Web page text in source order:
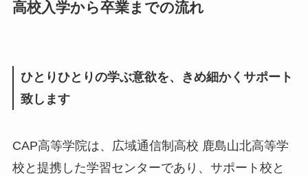
高校入学から卒業までの流れ
ひとりひとりの学ぶ意欲を、きめ細かくサポート
致します
CAP高等学院は、広域通信制高校 鹿島山北高等学
校と提携した学習センターであり、サポート校と